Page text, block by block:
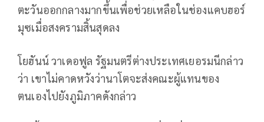
ตะวันออกกลางมากขึ้นเพื่อช่วยเหลือในช่องแคบฮอร์
มุซเมื่อสงครามสิ้นสุดลง
โยฮันน์ วาเดอฟูล รัฐมนตรีต่างประเทศเยอรมนีกล่าว
ว่า เขาไม่คาดหวังว่านาโตจะส่งคณะผู้แทนของ
ตนเองไปยังภูมิภาคดังกล่าว